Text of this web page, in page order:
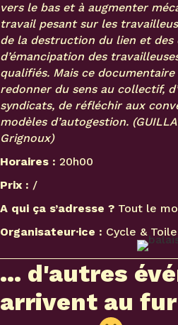
vers le bas et à augmenter
travail pesant sur les
de la destruction du lien et
d’émancipation des
qualifiés. Mais ce documentaire
redonner du sens au collectif,
syndicats, de réfléchir aux
modèles d’autogestion.
Grignoux)
Horaires : 20h00
Prix : /
A qui ça s’adresse ? Tout le
Organisateur·ice : Cycle &
... d'autres
arrivent au